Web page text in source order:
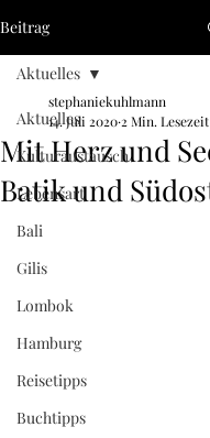
Beitrag
Aktuelles
Kulturaustausch
Lebensart
Bali
Gilis
Lombok
Hamburg
Reisetipps
Buchtipps
Aktuelles
Mit Herz und
Batik und
stephaniekuhlmann
14. Juli 2020 2 Min. Lesezeit